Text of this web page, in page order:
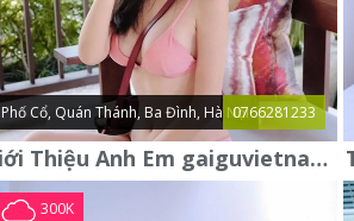
Phố Cổ, Quán Thánh, Ba Đình, Hà Nội0766281233
Giới Thiệu Anh Em gaiguvietnam.com Em Gái Gọi Cao Cấp Mới
300K